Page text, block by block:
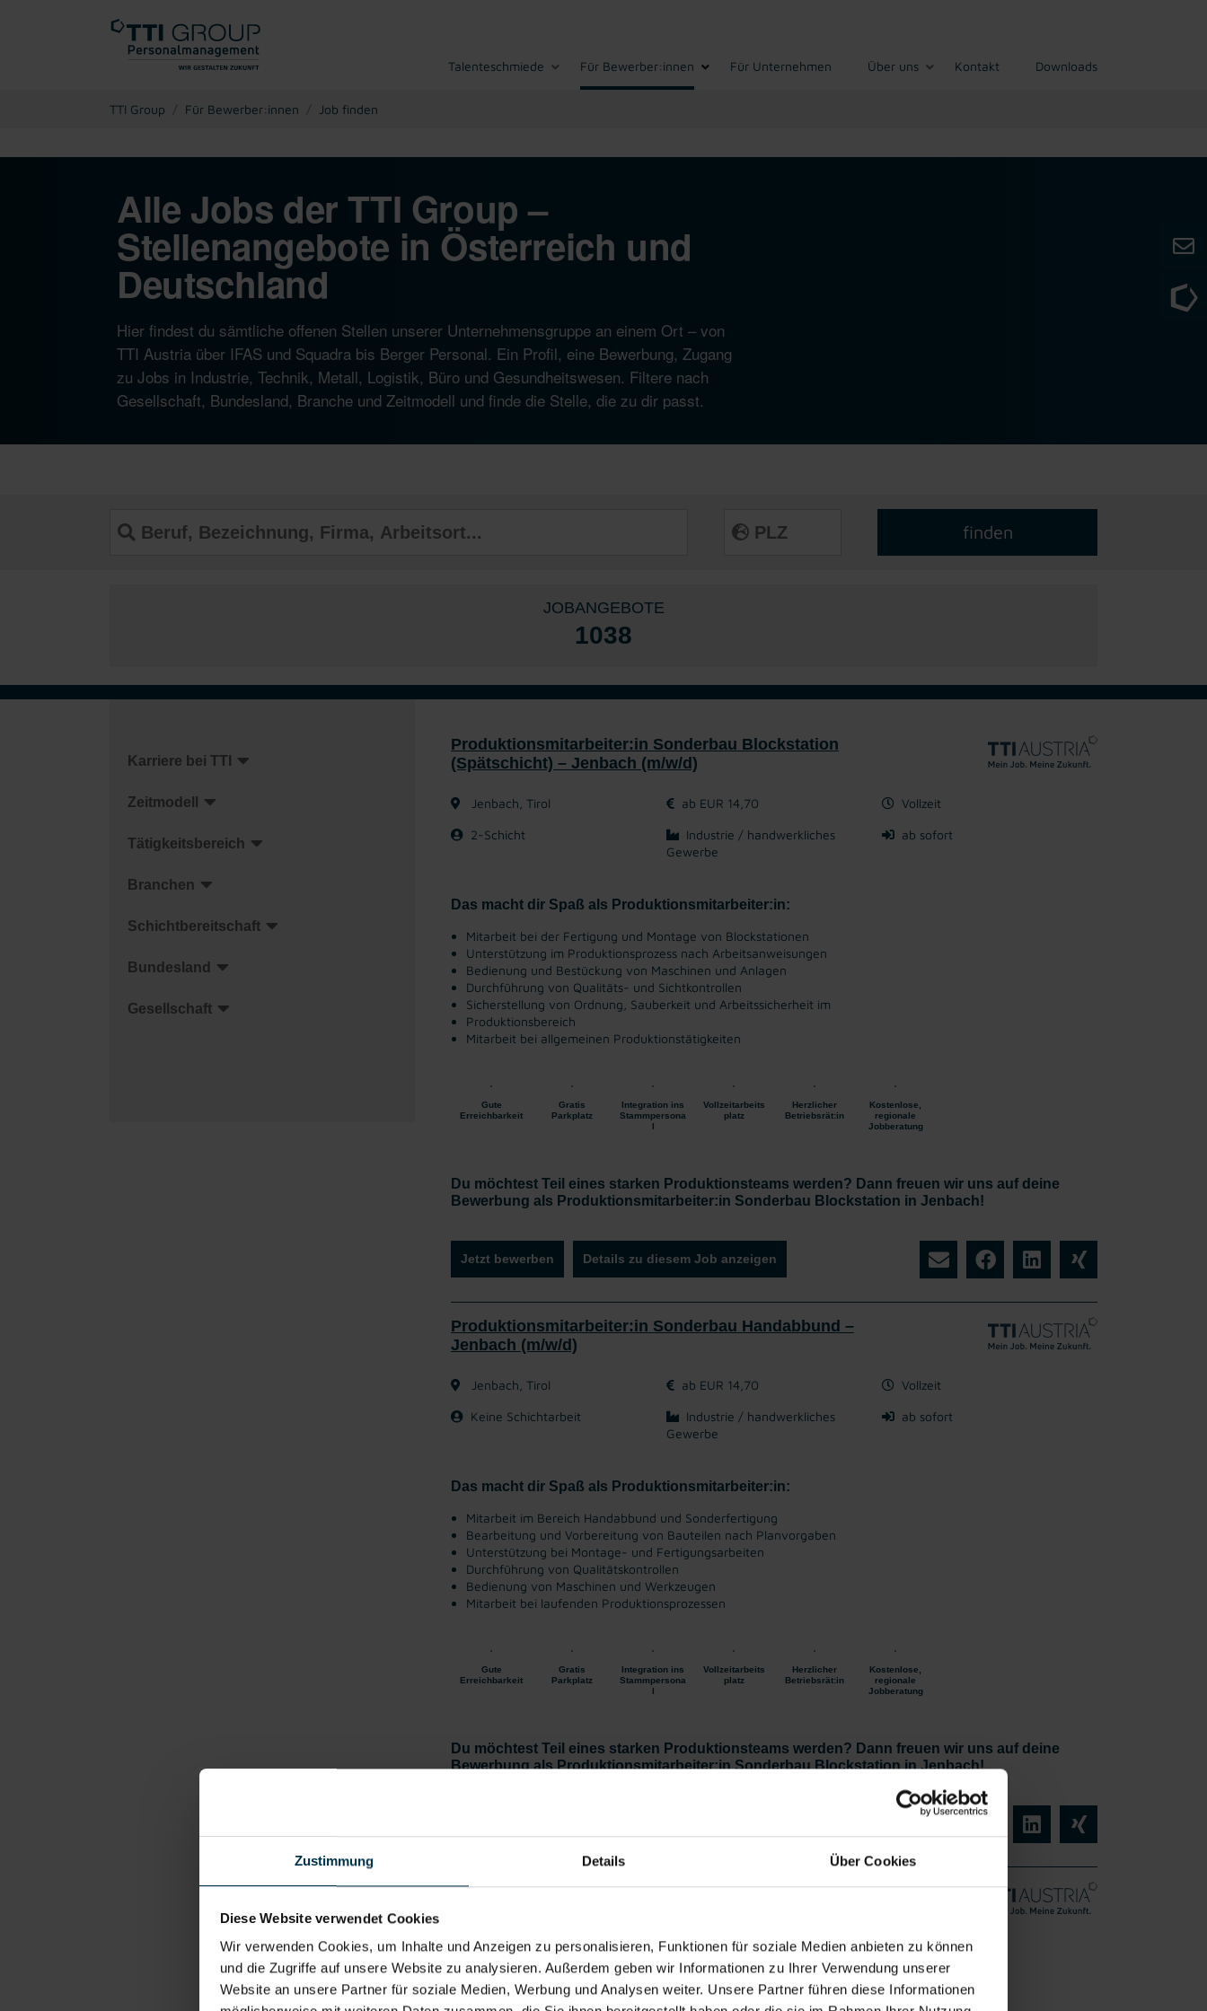
Zustimmung Details Über Cookies
Diese Website verwendet Cookies
Wir verwenden Cookies, um Inhalte und Anzeigen zu personalisieren, Funktionen für soziale Medien anbieten zu können
und die Zugriffe auf unsere Website zu analysieren. Außerdem geben wir Informationen zu Ihrer Verwendung unserer
Website an unsere Partner für soziale Medien, Werbung und Analysen weiter. Unsere Partner führen diese Informationen
Talenteschmiede Für Bewerber:innen Für Unternehmen Über uns Kontakt Downloads
TTI Group Für Bewerber:innen Job finden
Alle Jobs der TTI Group –
Stellenangebote in Österreich und
Deutschland
Hier findest du sämtliche offenen Stellen unserer Unternehmensgruppe an einem Ort – von
TTI Austria über IFAS und Squadra bis Berger Personal. Ein Profil, eine Bewerbung, Zugang
zu Jobs in Industrie, Technik, Metall, Logistik, Büro und Gesundheitswesen. Filtere nach
Gesellschaft, Bundesland, Branche und Zeitmodell und finde die Stelle, die zu dir passt.
JOBANGEBOTE
1038
Karriere bei TTI
Zeitmodell
Tätigkeitsbereich
Branchen
Schichtbereitschaft
Bundesland
Gesellschaft
Produktionsmitarbeiter:in Sonderbau Blockstation
(Spätschicht) – Jenbach (m/w/d)
Jenbach, Tirol ab EUR 14,70 Vollzeit
2-Schicht
Industrie / handwerkliches
Gewerbe
ab sofort
Das macht dir Spaß als Produktionsmitarbeiter:in:
Mitarbeit bei der Fertigung und Montage von Blockstationen
Unterstützung im Produktionsprozess nach Arbeitsanweisungen
Bedienung und Bestückung von Maschinen und Anlagen
Durchführung von Qualitäts- und Sichtkontrollen
Sicherstellung von Ordnung, Sauberkeit und Arbeitssicherheit im
Produktionsbereich
Mitarbeit bei allgemeinen Produktionstätigkeiten
Gute
Erreichbarkeit
Gratis
Parkplatz
Integration ins
Stammpersona
l
Vollzeitarbeits
platz
Herzlicher
Betriebsrät:in
Kostenlose,
regionale
Jobberatung
Du möchtest Teil eines starken Produktionsteams werden? Dann freuen wir uns auf deine
Bewerbung als Produktionsmitarbeiter:in Sonderbau Blockstation in Jenbach!
Jetzt bewerben Details zu diesem Job anzeigen
Produktionsmitarbeiter:in Sonderbau Handabbund –
Jenbach (m/w/d)
Jenbach, Tirol ab EUR 14,70 Vollzeit
Keine Schichtarbeit
Industrie / handwerkliches
Gewerbe
ab sofort
Das macht dir Spaß als Produktionsmitarbeiter:in:
Mitarbeit im Bereich Handabbund und Sonderfertigung
Bearbeitung und Vorbereitung von Bauteilen nach Planvorgaben
Unterstützung bei Montage- und Fertigungsarbeiten
Durchführung von Qualitätskontrollen
Bedienung von Maschinen und Werkzeugen
Mitarbeit bei laufenden Produktionsprozessen
Gute
Erreichbarkeit
Gratis
Parkplatz
Integration ins
Stammpersona
l
Vollzeitarbeits
platz
Herzlicher
Betriebsrät:in
Kostenlose,
regionale
Jobberatung
Du möchtest Teil eines starken Produktionsteams werden? Dann freuen wir uns auf deine
Bewerbung als Produktionsmitarbeiter:in Sonderbau Blockstation in Jenbach!
Näher:in / Produktionsmitarbeiter:in Textilfertigung –
Mittersill, Salzburg ab EUR 2.323,86 Vollzeit
2-Schicht
Industrie / handwerkliches
Gewerbe
ab sofort